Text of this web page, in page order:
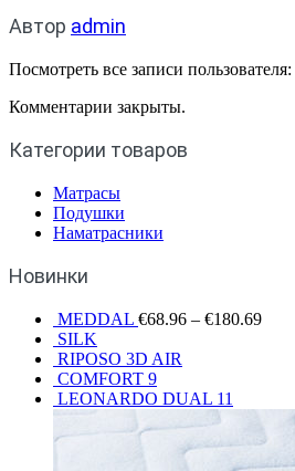
Автор admin
Посмотреть все записи пользователя:
Комментарии закрыты.
Категории товаров
Матрасы
Подушки
Наматрасники
Новинки
MEDDAL €68.96 – €180.69
SILK
RIPOSO 3D AIR
COMFORT 9
LEONARDO DUAL 11